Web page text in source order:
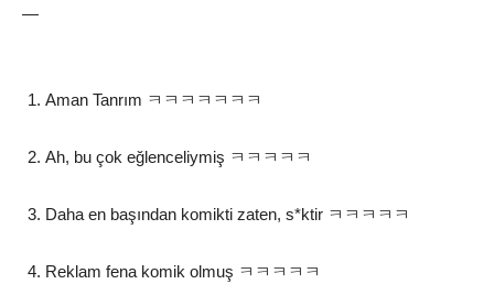
—
Aman Tanrım ㅋㅋㅋㅋㅋㅋㅋ
Ah, bu çok eğlenceliymiş ㅋㅋㅋㅋㅋ
Daha en başından komikti zaten, s*ktir ㅋㅋㅋㅋㅋ
Reklam fena komik olmuş ㅋㅋㅋㅋㅋ